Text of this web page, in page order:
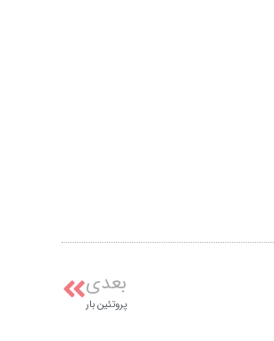
بعدی
پروتئین بار